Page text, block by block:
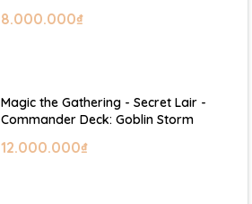
8.000.000₫
Magic the Gathering - Secret Lair -
Commander Deck: Goblin Storm
12.000.000₫